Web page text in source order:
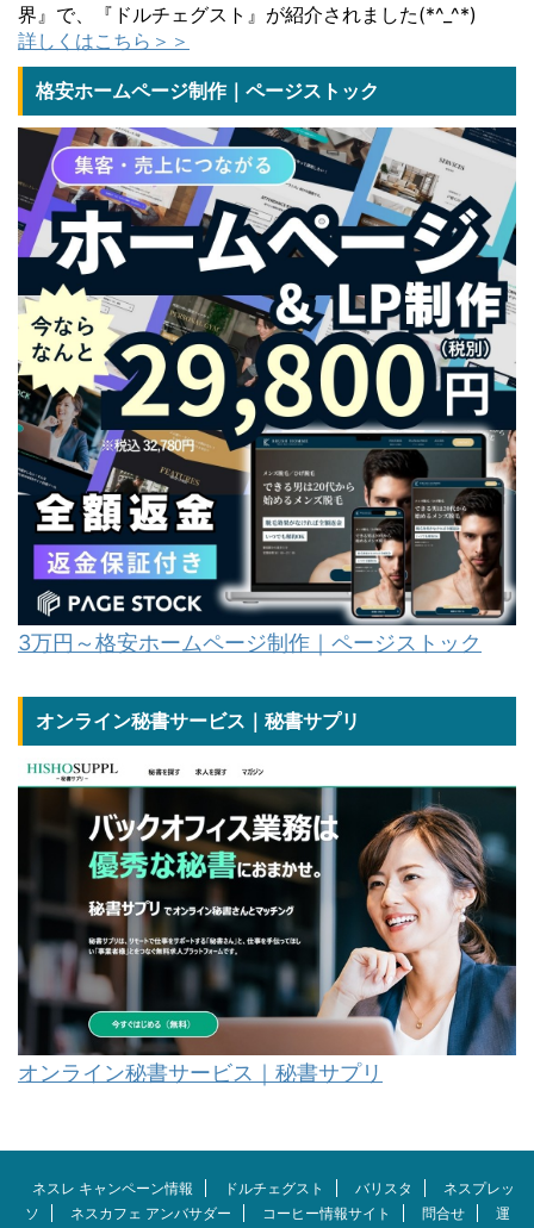
界』で、『ドルチェグスト』が紹介されました(*^_^*)
詳しくはこちら＞＞
格安ホームページ制作｜ページストック
3万円～格安ホームページ制作｜ページストック
オンライン秘書サービス｜秘書サプリ
オンライン秘書サービス｜秘書サプリ
ネスレ キャンペーン情報 ドルチェグスト バリスタ
ネスプレッ
ソ
ネスカフェ アンバサダー コーヒー情報サイト 問合せ 運